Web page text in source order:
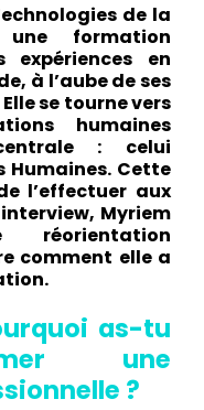
de la
formation
expériences en
à l’aube de ses
se tourne vers
humaines
: celui
Humaines. Cette
l’effectuer aux
Myriem
comment elle a
as-tu
une
?